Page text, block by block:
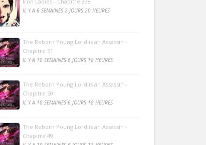
IL Y A 6 SEMAINES 2 JOURS 20 HEURES
The Reborn Young Lord is an Assassin -
Chapitre 51
IL Y A 10 SEMAINES 6 JOURS 18 HEURES
The Reborn Young Lord is an Assassin -
Chapitre 50
IL Y A 10 SEMAINES 6 JOURS 18 HEURES
The Reborn Young Lord is an Assassin -
Chapitre 49